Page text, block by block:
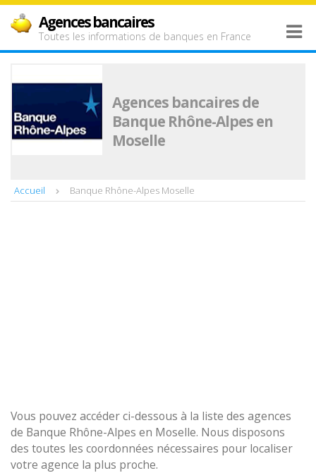
Agences bancaires
Toutes les informations de banques en France
Agences bancaires de
Banque Rhône-Alpes en
Moselle
Accueil Banque Rhône-Alpes Moselle
Vous pouvez accéder ci-dessous à la liste des agences
de Banque Rhône-Alpes en Moselle. Nous disposons
des toutes les coordonnées nécessaires pour localiser
votre agence la plus proche.